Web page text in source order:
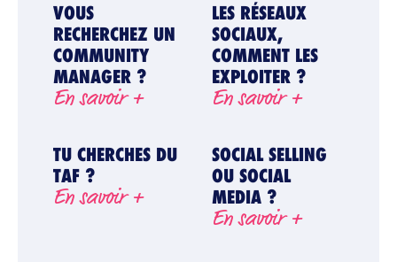
VOUS
RECHERCHEZ UN
COMMUNITY
MANAGER ?
En savoir +
LES RÉSEAUX
SOCIAUX,
COMMENT LES
EXPLOITER ?
En savoir +
TU CHERCHES DU
TAF ?
En savoir +
SOCIAL SELLING
OU SOCIAL
MEDIA ?
En savoir +